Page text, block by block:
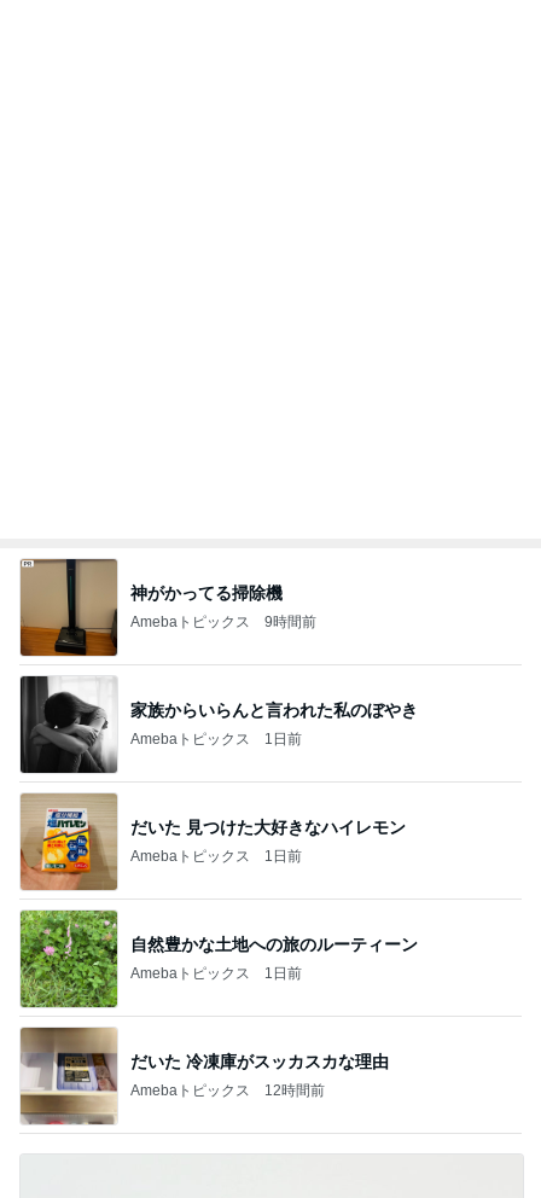
神がかってる掃除機
Amebaトピックス 9時間前
家族からいらんと言われた私のぼやき
Amebaトピックス 1日前
だいた 見つけた大好きなハイレモン
Amebaトピックス 1日前
自然豊かな土地への旅のルーティーン
Amebaトピックス 1日前
だいた 冷凍庫がスッカスカな理由
Amebaトピックス 12時間前